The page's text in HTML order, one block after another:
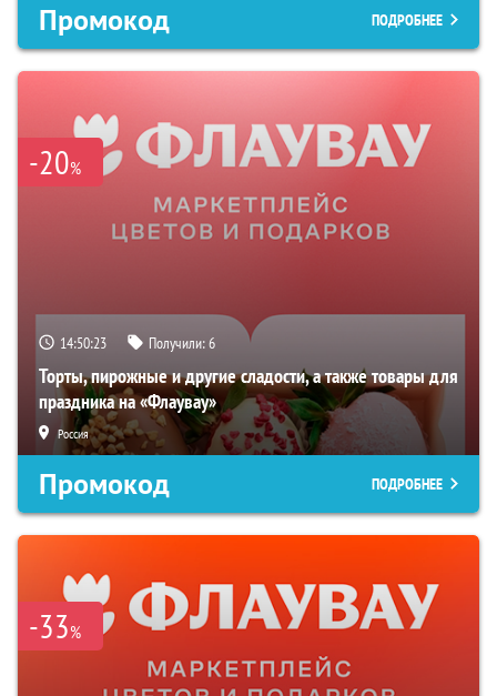
Промокод ПОДРОБНЕЕ
-20%
14:50:22 Получили:6
Торты, пирожные и другие сладости, а также товары для
праздника на «Флаувау»
Россия
Промокод ПОДРОБНЕЕ
-33%